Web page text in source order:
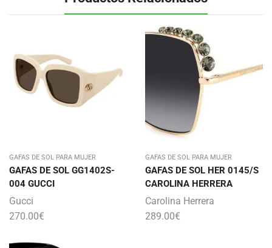
GAFAS DE SOL PARA MUJER
GAFAS DE SOL GG1402S-
004 GUCCI
Gucci
270.00€
GAFAS DE SOL PARA MUJER
GAFAS DE SOL HER 0145/S
CAROLINA HERRERA
Carolina Herrera
289.00€